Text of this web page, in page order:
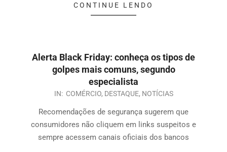
CONTINUE LENDO
Alerta Black Friday: conheça os tipos de
golpes mais comuns, segundo
especialista
IN: COMÉRCIO, DESTAQUE, NOTÍCIAS
Recomendações de segurança sugerem que
consumidores não cliquem em links suspeitos e
sempre acessem canais oficiais dos bancos